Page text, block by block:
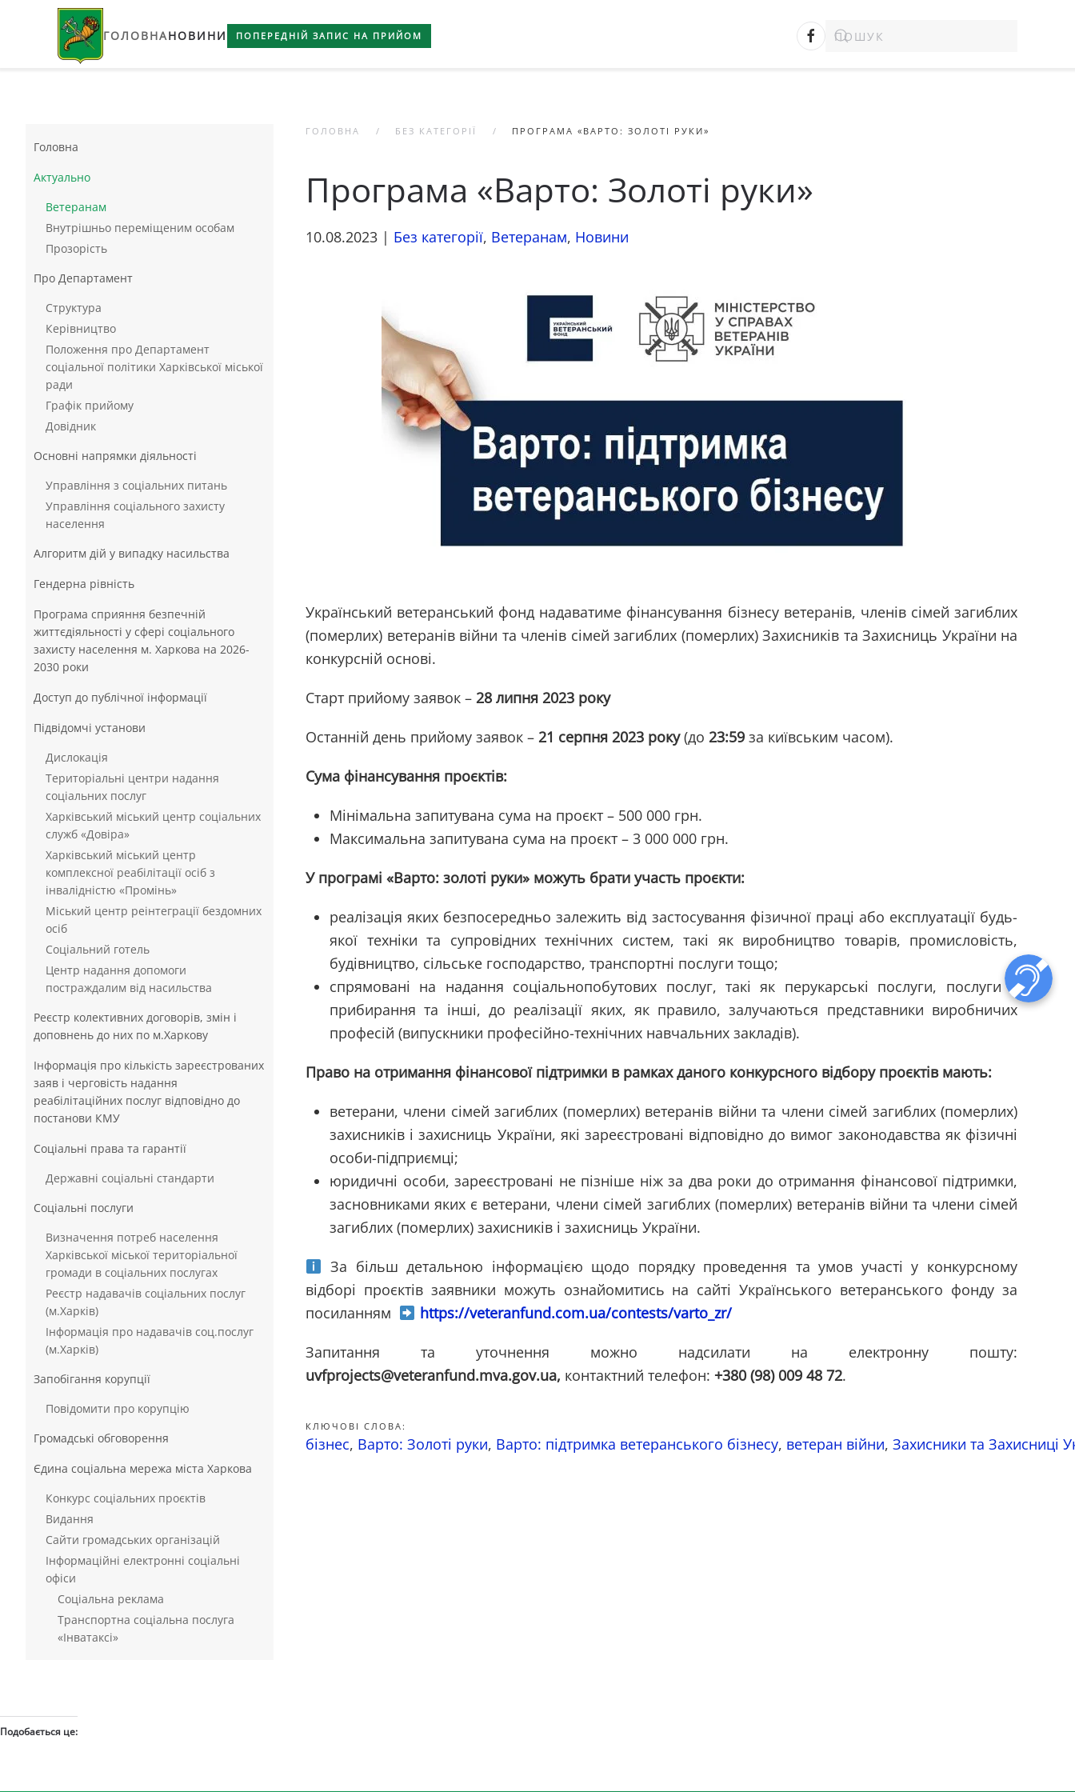
Skip to main content
ГОЛОВНАНОВИНИ ПОПЕРЕДНІЙ ЗАПИС НА ПРИЙОМ
Головна
Актуально
Ветеранам
Внутрішньо переміщеним особам
Прозорість
Про Департамент
Структура
Керівництво
Положення про Департамент
соціальної політики Харківської міської
ради
Графік прийому
Довідник
Основні напрямки діяльності
Управління з соціальних питань
Управління соціального захисту
населення
Алгоритм дій у випадку насильства
Гендерна рівність
Програма сприяння безпечній
життєдіяльності у сфері соціального
захисту населення м. Харкова на 2026-
2030 роки
Доступ до публічної інформації
Підвідомчі установи
Дислокація
Територіальні центри надання
соціальних послуг
Харківський міський центр соціальних
служб «Довіра»
Харківський міський центр
комплексної реабілітації осіб з
інвалідністю «Промінь»
Міський центр реінтеграції бездомних
осіб
Соціальний готель
Центр надання допомоги
постраждалим від насильства
Реєстр колективних договорів, змін і
доповнень до них по м.Харкову
Інформація про кількість зареєстрованих
заяв і черговість надання
реабілітаційних послуг відповідно до
постанови КМУ
Соціальні права та гарантії
Державні соціальні стандарти
Соціальні послуги
Визначення потреб населення
Харківської міської територіальної
громади в соціальних послугах
Реєстр надавачів соціальних послуг
(м.Харків)
Інформація про надавачів соц.послуг
(м.Харків)
Запобігання корупції
Повідомити про корупцію
Громадські обговорення
Єдина соціальна мережа міста Харкова
Конкурс соціальних проєктів
Видання
Сайти громадських організацій
Інформаційні електронні соціальні
офіси
Соціальна реклама
Транспортна соціальна послуга
«Інватаксі»
ГОЛОВНА БЕЗ КАТЕГОРІЇ ПРОГРАМА «ВАРТО: ЗОЛОТІ РУКИ»
Програма «Варто: Золоті руки»
10.08.2023 | Без категорії, Ветеранам, Новини
Український ветеранський фонд надаватиме фінансування бізнесу ветеранів, членів сімей загиблих
(померлих) ветеранів війни та членів сімей загиблих (померлих) Захисників та Захисниць України на
конкурсній основі.
Старт прийому заявок – 28 липня 2023 року
Останній день прийому заявок – 21 серпня 2023 року(до 23:59 за київським часом).
Сума фінансування проєктів:
Мінімальна запитувана сума на проєкт – 500 000 грн.
Максимальна запитувана сума на проєкт – 3 000 000 грн.
У програмі «Варто: золоті руки» можуть брати участь проєкти:
реалізація яких безпосередньо залежить від застосування фізичної праці або експлуатації будь-
якої техніки та супровідних технічних систем, такі як виробництво товарів, промисловість,
будівництво, сільське господарство, транспортні послуги тощо;
спрямовані на надання соціальнопобутових послуг, такі як перукарські послуги, послуги з
прибирання та інші, до реалізації яких, як правило, залучаються представники виробничих
професій (випускники професійно-технічних навчальних закладів).
Право на отримання фінансової підтримки в рамках даного конкурсного відбору проєктів мають:
ветерани, члени сімей загиблих (померлих) ветеранів війни та члени сімей загиблих (померлих)
захисників і захисниць України, які зареєстровані відповідно до вимог законодавства як фізичні
особи-підприємці;
юридичні особи, зареєстровані не пізніше ніж за два роки до отримання фінансової підтримки,
засновниками яких є ветерани, члени сімей загиблих (померлих) ветеранів війни та члени сімей
загиблих (померлих) захисників і захисниць України.
За більш детальною інформацією щодо порядку проведення та умов участі у конкурсному
відборі проєктів заявники можуть ознайомитись на сайті Українського ветеранського фонду за
посиланням
https://veteranfund.com.ua/contests/varto_zr/
Запитання та уточнення можно надсилати на електронну пошту:
uvfprojects@veteranfund.mva.gov.ua, контактний телефон: +380 (98) 009 48 72.
КЛЮЧОВІ СЛОВА:
бізнес, Варто: Золоті руки, Варто: підтримка ветеранського бізнесу, ветеран війни, Захисники та Захисниці
Подобається це: